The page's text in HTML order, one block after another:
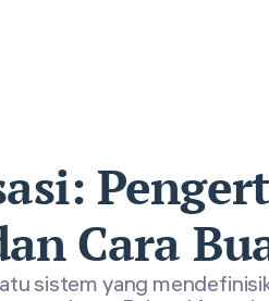
Cara
sistem yang